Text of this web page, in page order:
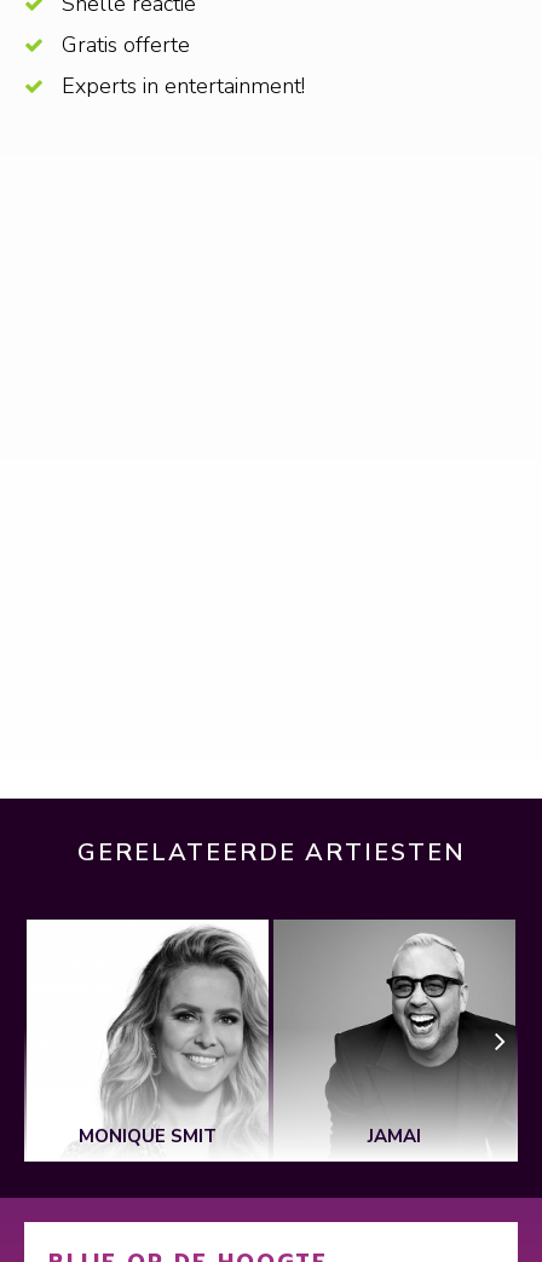
Gratis offerte
Experts in entertainment!
GERELATEERDE ARTIESTEN
MONIQUE SMIT JAMAI